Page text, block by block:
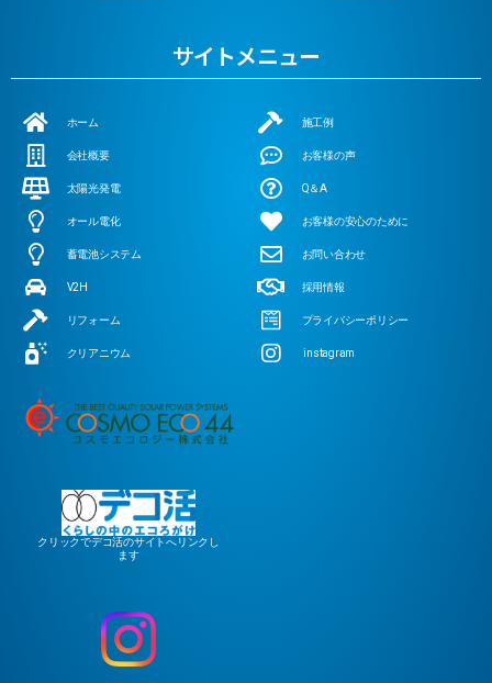
サイトメニュー
ホーム
会社概要
太陽光発電
オール電化
蓄電池システム
V2H
リフォーム
クリアニウム
施工例
お客様の声
Q＆A
お客様の安心のために
お問い合わせ
採用情報
プライバシーポリシー
instagram
クリックでデコ活のサイトへリンクし
ます